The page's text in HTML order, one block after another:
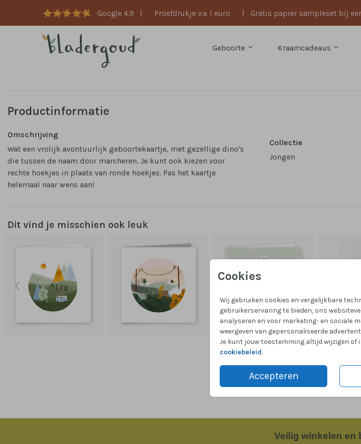
Google 4,9 | Proefdrukje v.a. 1 euro | Gratis papier sampleset bij
Geboorte Kraamcadeaus
Cookies
Wij gebruiken cookies en vergelijkbare
gebruikerservaring te bieden, ons
analyseren en voor marketing- en sociale
weergeven van gepersonaliseerde
Je kunt jouw toestemming altijd wijzigen of
cookiebeleid.
Accepteren
Productinformatie
Omschrijving
Wat een vrolijk avontuurlijk geboortekaartje, met gezellige dino's
die tussen de naam door marcheren. Je kunt ook kiezen voor
rechte hoekjes in plaats van ronde hoekjes. Pas het kaartje
helemaal naar wens aan!
Collectie
Jongen
Dit vind je misschien ook leuk
Veilig winkelen en